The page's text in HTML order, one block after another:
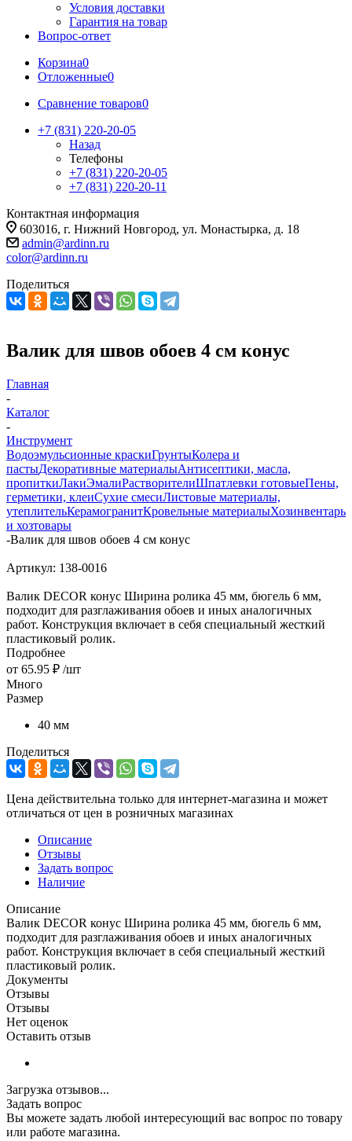
Условия доставки
Гарантия на товар
Вопрос-ответ
Корзина0
Отложенные0
Сравнение товаров0
+7 (831) 220-20-05
Назад
Телефоны
+7 (831) 220-20-05
+7 (831) 220-20-11
Контактная информация
603016, г. Нижний Новгород, ул. Монастырка, д. 18
admin@ardinn.ru
color@ardinn.ru
Поделиться
Валик для швов обоев 4 см конус
Главная
-
Каталог
-
Инструмент
Водоэмульсионные краскиГрунтыКолера и
пастыДекоративные материалыАнтисептики, масла,
пропиткиЛакиЭмалиРастворителиШпатлевки готовыеПены,
герметики, клеиСухие смесиЛистовые материалы,
утеплительКерамогранитКровельные материалыХозинвентарь
и хозтовары
-Валик для швов обоев 4 см конус
Артикул: 138-0016
Валик DECOR конус Ширина ролика 45 мм, бюгель 6 мм,
подходит для разглаживания обоев и иных аналогичных
работ. Конструкция включает в себя специальный жесткий
пластиковый ролик.
Подробнее
от 65.95 ₽ /шт
Много
Размер
40 мм
Поделиться
Цена действительна только для интернет-магазина и может
отличаться от цен в розничных магазинах
Описание
Отзывы
Задать вопрос
Наличие
Описание
Валик DECOR конус Ширина ролика 45 мм, бюгель 6 мм,
подходит для разглаживания обоев и иных аналогичных
работ. Конструкция включает в себя специальный жесткий
пластиковый ролик.
Документы
Отзывы
Отзывы
Нет оценок
Оставить отзыв
Загрузка отзывов...
Задать вопрос
Вы можете задать любой интересующий вас вопрос по товару
или работе магазина.